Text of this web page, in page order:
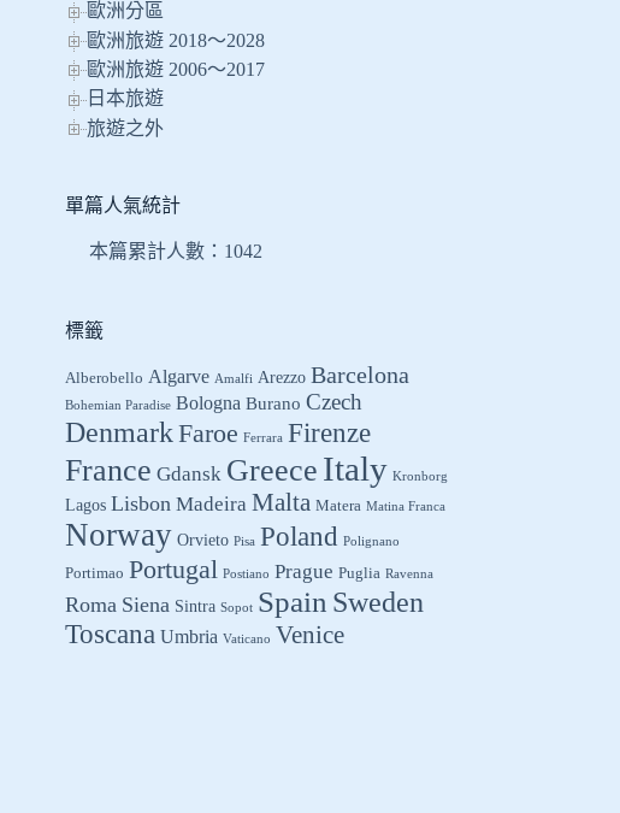
件
的
結
果
歐洲分區
歐洲旅遊 2018～2028
歐洲旅遊 2006～2017
日本旅遊
旅遊之外
單篇人氣統計
本篇累計人數： 1042
標籤
Alberobello Algarve Amalfi Arezzo Barcelona
Bohemian Paradise Bologna Burano Czech
DenmarkFaroe Ferrara Firenze
France Gdansk Greece Italy Kronborg
Lagos Lisbon Madeira Malta Matera Matina Franca
Norway Orvieto Pisa Poland Polignano
Portimao Portugal Postiano Prague Puglia Ravenna
Roma Siena Sintra Sopot Spain Sweden
Toscana Umbria Vaticano Venice